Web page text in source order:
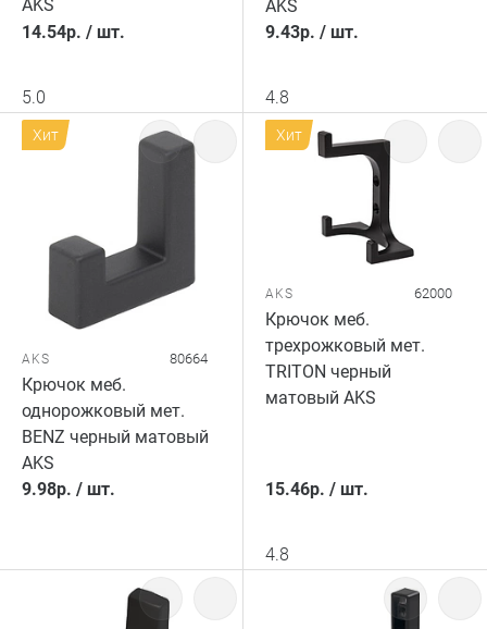
AKS
14.54р. / шт.
5.0
AKS
9.43р. / шт.
4.8
Хит
AKS 80664
Крючок меб.
однорожковый мет.
BENZ черный матовый
AKS
9.98р. / шт.
Хит
AKS 62000
Крючок меб.
трехрожковый мет.
TRITON черный
матовый AKS
15.46р. / шт.
4.8